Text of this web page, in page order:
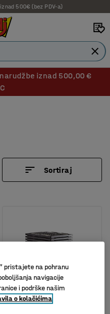
na povrat
iznad 500,00 €
Sortiraj
pristajete na pohranu
navigacije
i podrške našim
o kolačićima